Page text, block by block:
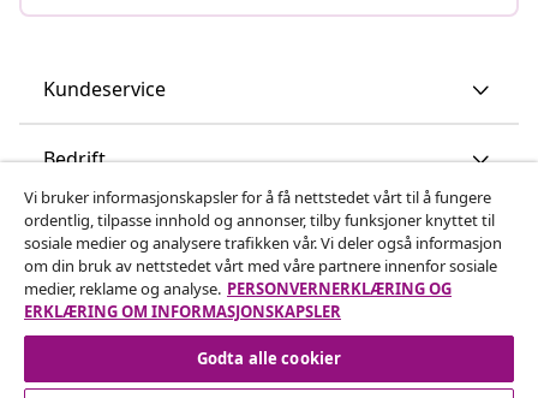
Kundeservice
Bedrift
vidaXL
Oppdag mer
Vi bruker informasjonskapsler for å få nettstedet vårt til å fungere
ordentlig, tilpasse innhold og annonser, tilby funksjoner knyttet til
sosiale medier og analysere trafikken vår. Vi deler også informasjon
om din bruk av nettstedet vårt med våre partnere innenfor sosiale
medier, reklame og analyse. PERSONVERNERKLÆRING OG
ERKLÆRING OM INFORMASJONSKAPSLER
Godta alle cookier